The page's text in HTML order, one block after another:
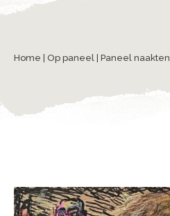
Home Op paneel Paneel naakten